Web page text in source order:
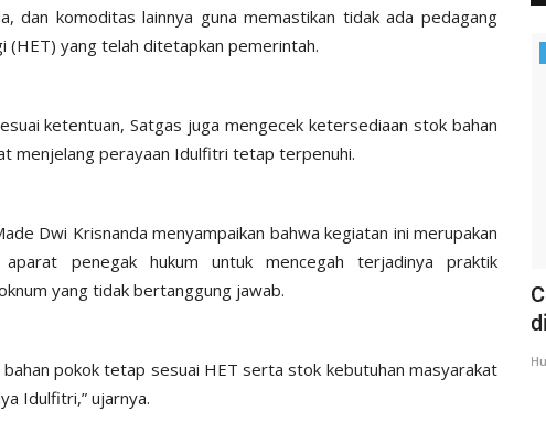
dan komoditas lainnya guna memastikan tidak ada pedagang
(HET) yang telah ditetapkan pemerintah.
ketentuan, Satgas juga mengecek ketersediaan stok bahan
menjelang perayaan Idulfitri tetap terpenuhi.
Dwi Krisnanda menyampaikan bahwa kegiatan ini merupakan
penegak hukum untuk mencegah terjadinya praktik
yang tidak bertanggung jawab.
bahan pokok tetap sesuai HET serta stok kebutuhan masyarakat
Idulfitri,” ujarnya.
MAUT
Headlines
Rangkaian Kunker | Kapolda NTT
Humas Polres Sumba Barat Mar 17, 2020